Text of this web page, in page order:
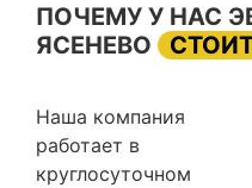
ПОЧЕМУ У НАС
ЯСЕНЕВО
Наша компания
работает в
круглосуточном